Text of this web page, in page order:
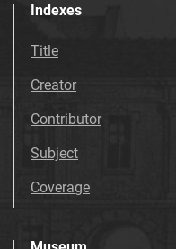
Indexes
Title
Creator
Contributor
Subject
Coverage